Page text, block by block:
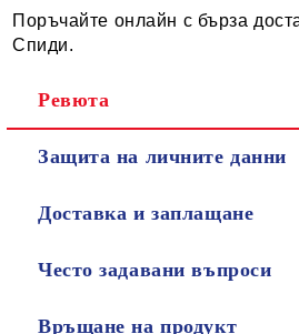
Поръчайте онлайн с бърза
Спиди.
Ревюта
Защита на личните данни
Доставка и заплащане
Често задавани въпроси
Връщане на продукт